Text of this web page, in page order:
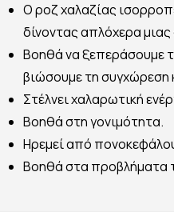
Ο ροζ χαλαζίας
δίνοντας απλόχερα
Βοηθά να ξεπεράσουμε
βιώσουμε τη συγχώρεση
Στέλνει χαλαρωτική
Βοηθά στη γονιμότητα.
Ηρεμεί από
Βοηθά στα προβλήματα